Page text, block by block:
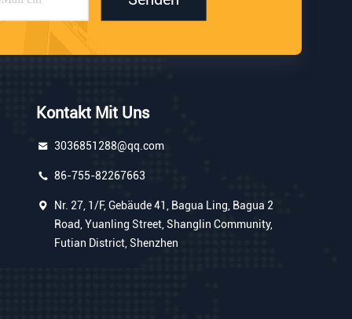
Kontakt Mit Uns
3036851288@qq.com
86-755-82267663
Nr. 27, 1/F, Gebäude 41, Bagua Ling, Bagua 2
Road, Yuanling Street, Shanglin Community,
Futian District, Shenzhen